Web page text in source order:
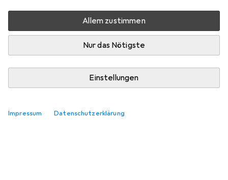
Allem zustimmen
Nur das Nötigste
Einstellungen
Impressum Datenschutzerklärung
Hier findest du passendes Zubehör zum Produkt Muuwmi
Picnic Water Bottle, 0.4L.
Relevanz
Keine Produkte gefunden